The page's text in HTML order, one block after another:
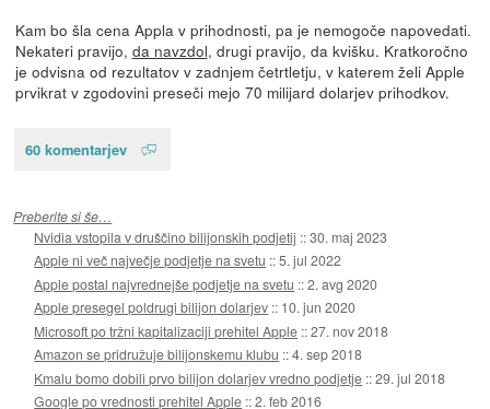
Kam bo šla cena Appla v prihodnosti, pa je nemogoče napovedati.
Nekateri pravijo, da navzdol, drugi pravijo, da kvišku. Kratkoročno
je odvisna od rezultatov v zadnjem četrtletju, v katerem želi Apple
prvikrat v zgodovini preseči mejo 70 milijard dolarjev prihodkov.
60 komentarjev
Preberite si še…
Nvidia vstopila v druščino bilijonskih podjetij ::30. maj 2023
Apple ni več največje podjetje na svetu ::5. jul 2022
Apple postal najvrednejše podjetje na svetu ::2. avg 2020
Apple presegel poldrugi bilijon dolarjev :: 10. jun 2020
Microsoft po tržni kapitalizaciji prehitel Apple ::27. nov 2018
Amazon se pridružuje bilijonskemu klubu ::4. sep 2018
Kmalu bomo dobili prvo bilijon dolarjev vredno podjetje ::29. jul 2018
Google po vrednosti prehitel Apple ::2. feb 2016